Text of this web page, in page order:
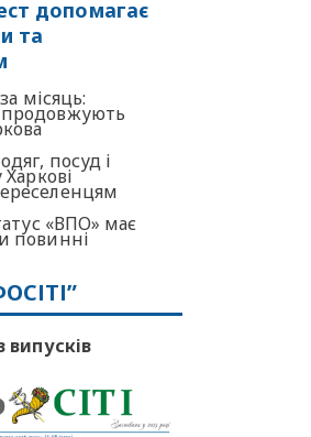
допомагає
та
місяць:
посуд і
«ВПО» має
повинні
випусків